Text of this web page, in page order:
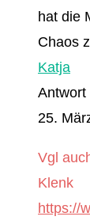
hat die
Chaos
Katja
Antwort
25.
Vgl
Klenk
https://